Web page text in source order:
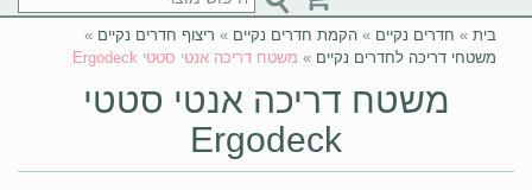
בית » חדרים נקיים » הקמת חדרים נקיים » ריצוף חדרים נקיים »
משטחי דריכה לחדרים נקיים » משטח דריכה אנטי סטטי Ergodeck
משטח דריכה אנטי סטטי
Ergodeck